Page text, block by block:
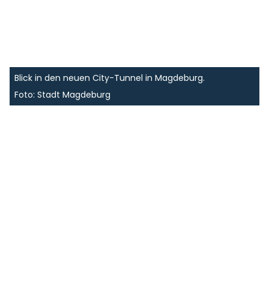
Blick in den neuen City-Tunnel in Magdeburg.
Foto: Stadt Magdeburg